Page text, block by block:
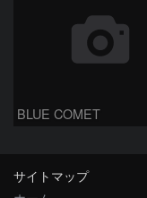
BLUE COMET
サイトマップ